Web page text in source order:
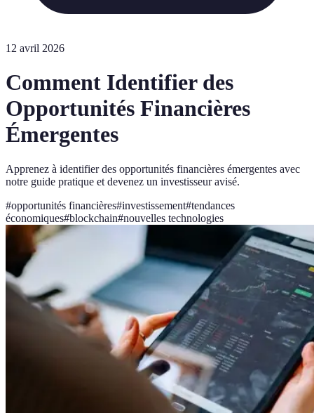
12 avril 2026
Comment Identifier des
Opportunités Financières
Émergentes
Apprenez à identifier des opportunités financières émergentes avec
notre guide pratique et devenez un investisseur avisé.
#opportunités financières#investissement#tendances
économiques#blockchain#nouvelles technologies